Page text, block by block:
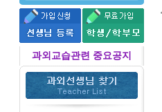
과외교습관련 중요공지